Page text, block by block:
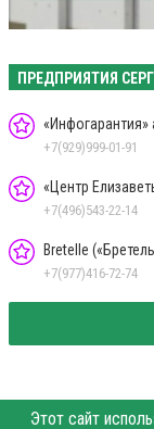
ПРЕДПРИЯТИЯ
+7(929)999-01-91
«Центр
+7(496)543-22-14
Bretelle
+7(977)416-72-74